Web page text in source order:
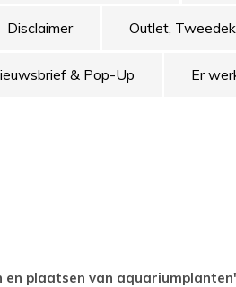
Disclaimer Outlet,
& Pop-Up Er
en plaatsen van